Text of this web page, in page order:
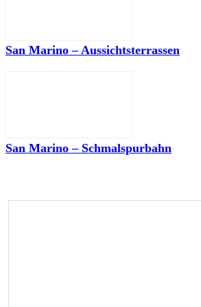
San Marino – Aussichtsterrassen
San Marino – Schmalspurbahn